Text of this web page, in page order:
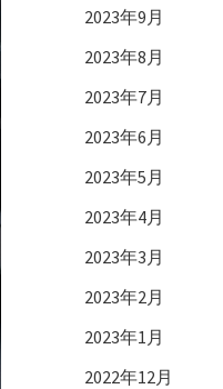
2023年9月
2023年8月
2023年7月
2023年6月
2023年5月
2023年4月
2023年3月
2023年2月
2023年1月
2022年12月